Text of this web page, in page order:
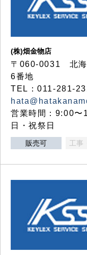
(株)畑金物店
〒060-0031 北海
6番地
TEL：011-281-
営業時間：9:00〜
日・祝祭日
販売可 工事